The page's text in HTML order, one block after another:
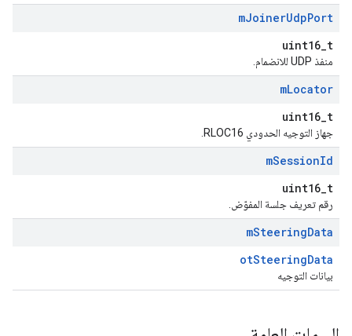
mJoinerUdpPort
uint16_t
منفذ UDP للانضمام.
mLocator
uint16_t
جهاز التوجيه الحدودي RLOC16.
mSessionId
uint16_t
رقم تعريف جلسة المفوّض.
mSteeringData
otSteeringData
بيانات التوجيه